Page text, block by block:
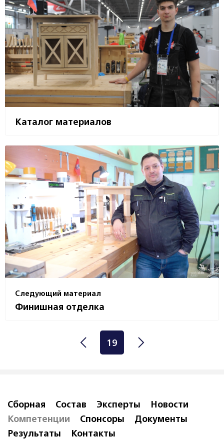
Каталог материалов
Следующий материал
Финишная отделка
19
Сборная Состав Эксперты
Новости
Компетенции
Спонсоры
Документы
Результаты
Контакты